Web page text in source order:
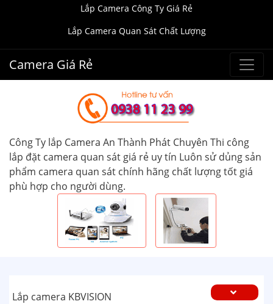
Lắp Camera Công Ty Giá Rẻ
Lắp Camera Quan Sát Chất Lượng
Camera Giá Rẻ
Công Ty lắp Camera An Thành Phát Chuyên Thi công
lắp đặt camera quan sát giá rẻ uy tín Luôn sử dủng sản
phẩm camera quan sát chính hãng chất lượng tốt giá
phù hợp cho người dùng.
Lắp camera KBVISION